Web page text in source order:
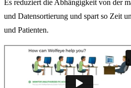
Es reduziert die Abhängigkeit von der
und Datensortierung und spart so Zeit
und Patienten.